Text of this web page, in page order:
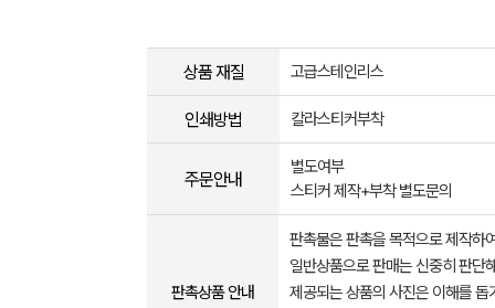
상품 재질 고급스테인리스
인쇄방법 칼라스티커부착
주문안내
별도여부
스티커 제작+부착 별도문의
판촉상품 안내
판촉물은 판촉을 목적으로 제작하
일반상품으로 판매는 신중히 판단
제공되는 상품의 사진은 이해를